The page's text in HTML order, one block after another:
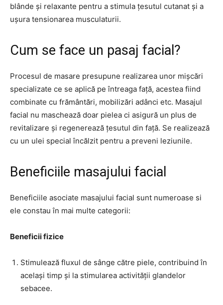
blânde și relaxante pentru a stimula țesutul cutanat și a
ușura tensionarea musculaturii.
Cum se face un pasaj facial?
Procesul de masare presupune realizarea unor mișcări
specializate ce se aplică pe întreaga față, acestea fiind
combinate cu frământări, mobilizări adânci etc. Masajul
facial nu maschează doar pielea ci asigură un plus de
revitalizare și regenerează țesutul din față. Se realizează
cu un ulei special încălzit pentru a preveni leziunile.
Beneficiile masajului facial
Beneficiile asociate masajului facial sunt numeroase si
ele constau în mai multe categorii:
Beneficii fizice
Stimulează fluxul de sânge către piele, contribuind în
același timp și la stimularea activității glandelor
sebacee.